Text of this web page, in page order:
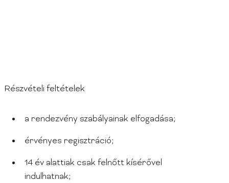
Részvételi feltételek
a rendezvény szabályainak elfogadása;
érvényes regisztráció;
14 év alattiak csak felnőtt kísérővel
indulhatnak;